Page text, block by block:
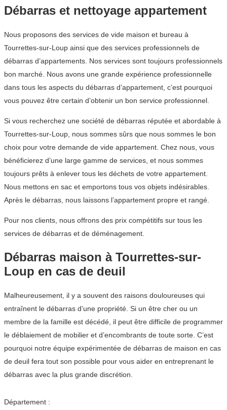
Débarras et nettoyage appartement
Nous proposons des services de vide maison et bureau à
Tourrettes-sur-Loup ainsi que des services professionnels de
débarras d’appartements. Nos services sont toujours professionnels
bon marché. Nous avons une grande expérience professionnelle
dans tous les aspects du débarras d’appartement, c’est pourquoi
vous pouvez être certain d’obtenir un bon service professionnel.
Si vous recherchez une société de débarras réputée et abordable à
Tourrettes-sur-Loup, nous sommes sûrs que nous sommes le bon
choix pour votre demande de vide appartement. Chez nous, vous
bénéficierez d’une large gamme de services, et nous sommes
toujours prêts à enlever tous les déchets de votre appartement.
Nous mettons en sac et emportons tous vos objets indésirables.
Après le débarras, nous laissons l’appartement propre et rangé.
Pour nos clients, nous offrons des prix compétitifs sur tous les
services de débarras et de déménagement.
Débarras maison à Tourrettes-sur-
Loup en cas de deuil
Malheureusement, il y a souvent des raisons douloureuses qui
entraînent le débarras d’une propriété. Si un être cher ou un
membre de la famille est décédé, il peut être difficile de programmer
le déblaiement de mobilier et d’encombrants de toute sorte. C’est
pourquoi notre équipe expérimentée de débarras de maison en cas
de deuil fera tout son possible pour vous aider en entreprenant le
débarras avec la plus grande discrétion.
Département :